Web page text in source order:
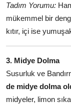
Tadım Yorumu:
mükemmel bir
kıtır, içi ise
3. Midye Dolma
Susurluk ve
de midye dolma
midyeler, limon